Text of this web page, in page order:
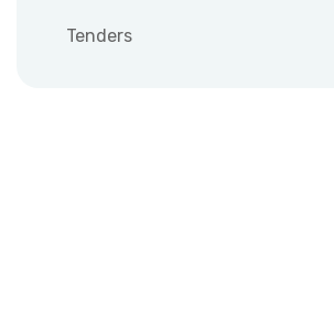
Tenders